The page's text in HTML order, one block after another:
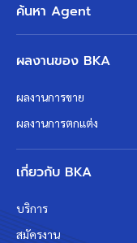
ค้นหา Agent
ผลงานของ BKA
ผลงานการขาย
ผลงานการตกแต่ง
เกี่ยวกับ BKA
บริการ
สมัครงาน